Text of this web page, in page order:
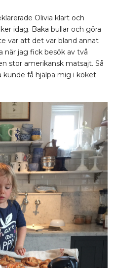
Olivia klart och
idag. Baka bullar och göra
var att det var bland annat
när jag fick besök av två
stor amerikansk matsajt. Så
kunde få hjälpa mig i köket